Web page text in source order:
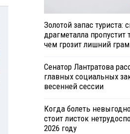
Золотой запас туриста:
драгметалла пропустит
чем грозит лишний
Сенатор Лантратова
главных социальных
весенней сессии
Когда болеть
стоит листок
2026 году